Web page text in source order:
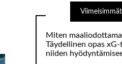
Miten
Täydellinen opas
niiden